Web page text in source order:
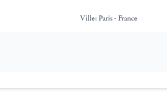
Ville: Paris - France